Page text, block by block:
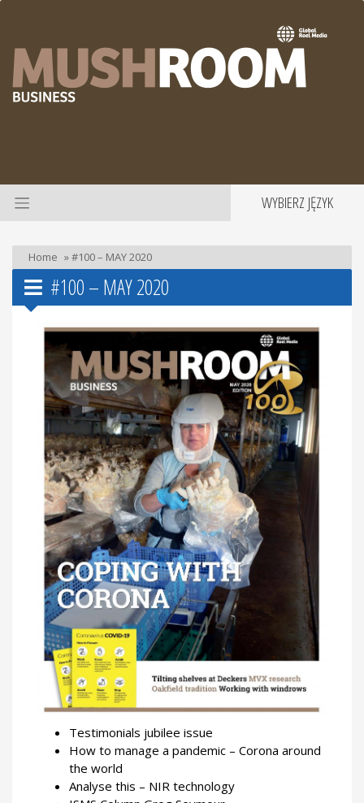
WYBIERZ JĘZYK
Home »#100 – MAY 2020
#100 – MAY 2020
Testimonials jubilee issue
How to manage a pandemic – Corona around
the world
Analyse this – NIR technology